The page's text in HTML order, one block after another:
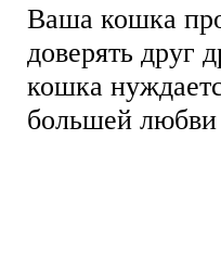
Ваша кошка
доверять друг
кошка
большей любви